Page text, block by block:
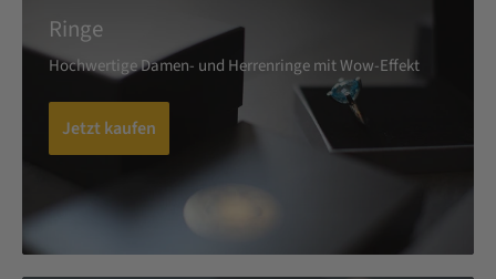
Ringe
Hochwertige Damen- und Herrenringe mit Wow-Effekt
Jetzt kaufen